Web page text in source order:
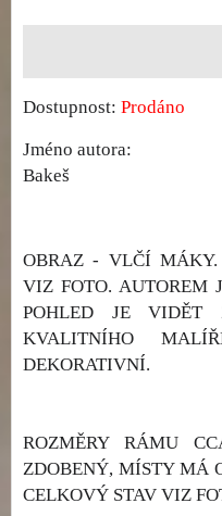
Dostupnost: Prodáno
Jméno autora:
Bakeš
OBRAZ - VLČÍ
VIZ FOTO. AUTOREM
POHLED JE
KVALITNÍHO
DEKORATIVNÍ.
ROZMĚRY RÁMU
ZDOBENÝ, MÍSTY MÁ
CELKOVÝ STAV VIZ